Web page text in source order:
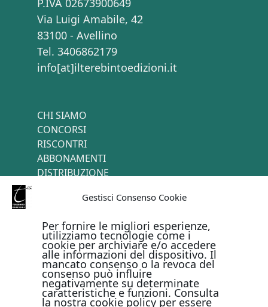
Gestisci Consenso Cookie
Per fornire le migliori esperienze,
utilizziamo tecnologie come i
cookie per archiviare e/o accedere
alle informazioni del dispositivo. Il
mancato consenso o la revoca del
consenso può influire
negativamente su determinate
caratteristiche e funzioni. Consulta
la nostra cookie policy per essere
P.IVA 02673900649
Via Luigi Amabile, 42
83100 - Avellino
Tel. 3406862179
info[at]ilterebintoedizioni.it
CHI SIAMO
CONCORSI
RISCONTRI
ABBONAMENTI
DISTRIBUZIONE
PAGAMENTI ONLINE CON